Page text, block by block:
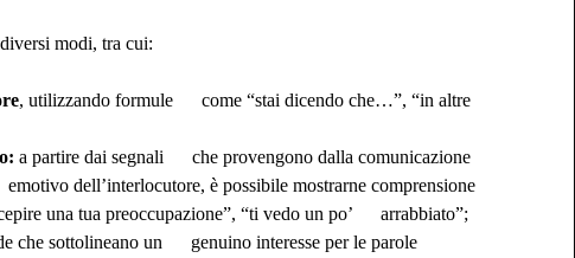
modi, tra cui:
, utilizzando formule come “stai dicendo che…”, “in altre
a partire dai segnali che provengono dalla comunicazione
dell’interlocutore, è possibile mostrarne comprensione
una tua preoccupazione”, “ti vedo un po’ arrabbiato”;
che sottolineano un genuino interesse per le parole